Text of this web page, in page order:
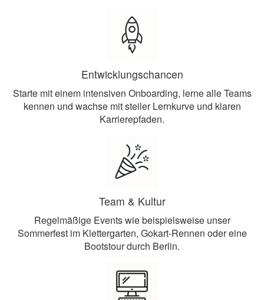
Entwicklungschancen
Starte mit einem intensiven Onboarding, lerne alle Teams
kennen und wachse mit steiler Lernkurve und klaren
Karrierepfaden.
Team & Kultur
Regelmäßige Events wie beispielsweise unser
Sommerfest im Klettergarten, Gokart-Rennen oder eine
Bootstour durch Berlin.